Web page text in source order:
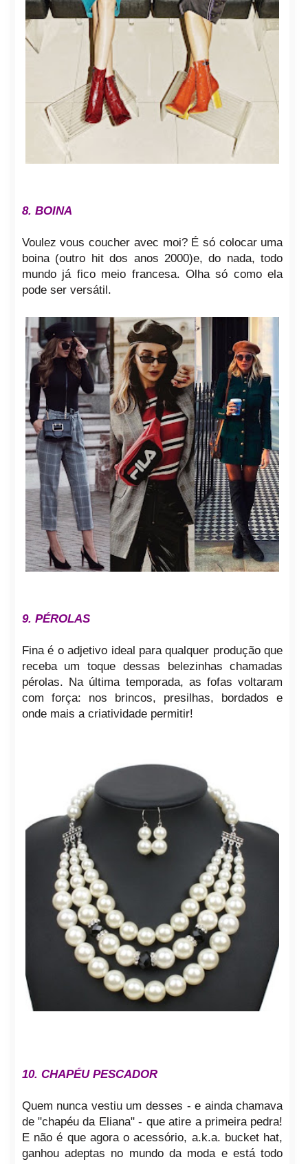
8. BOINA
Voulez vous coucher avec moi? É só colocar uma
boina (outro hit dos anos 2000)e, do nada, todo
mundo já fico meio francesa. Olha só como ela
pode ser versátil.
9. PÉROLAS
Fina é o adjetivo ideal para qualquer produção que
receba um toque dessas belezinhas chamadas
pérolas. Na última temporada, as fofas voltaram
com força: nos brincos, presilhas, bordados e
onde mais a criatividade permitir!
10. CHAPÉU PESCADOR
Quem nunca vestiu um desses - e ainda chamava
de "chapéu da Eliana" - que atire a primeira pedra!
E não é que agora o acessório, a.k.a. bucket hat,
ganhou adeptas no mundo da moda e está todo